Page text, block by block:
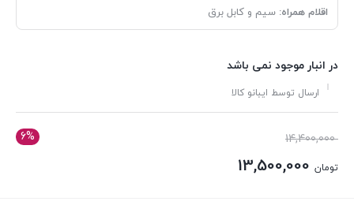
اقلام همراه: سیم و کابل برق
در انبار موجود نمی باشد
ارسال توسط ایبانو کالا
6% 14,400,000
قیمت
اصلی:
تومان